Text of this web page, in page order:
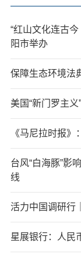
“红山文化连古
阳市举办
保障生态环境法
美国“新门罗主
《马尼拉时报
台风“白海豚”影
线
活力中国调研行
星展银行：人民